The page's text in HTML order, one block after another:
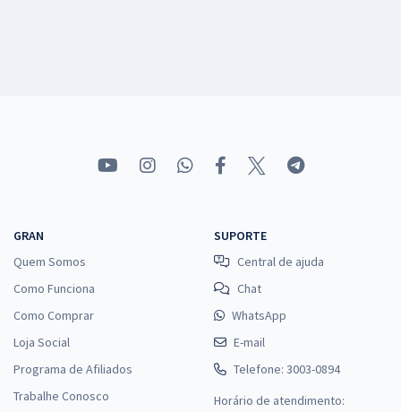
GRAN
Quem Somos
Como Funciona
Como Comprar
Loja Social
Programa de Afiliados
Trabalhe Conosco
SUPORTE
Central de ajuda
Chat
WhatsApp
E-mail
Telefone: 3003-0894
Horário de atendimento: